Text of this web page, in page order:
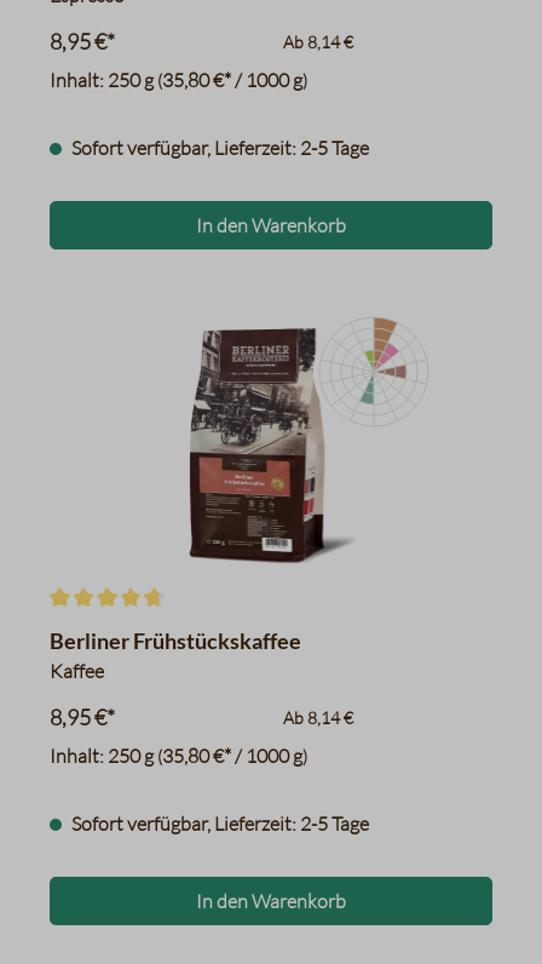
Inhalt: 250 g(35,80 €* / 1000 g)
8,95 €* Ab 8,14 €
Sofort verfügbar, Lieferzeit: 2-5 Tage
In den Warenkorb
Datentabelle für das
Nussig, Pekannüsse
Melasse, Kekse
frisches Brot, Tabak
Schwarzer Tee
getrocknete Datteln
Durchschnittliche Bewertung von 4.7 von 5 Sternen
Berliner Frühstückskaffee
Kaffee
Inhalt: 250 g(35,80 €* / 1000 g)
8,95 €* Ab 8,14 €
Sofort verfügbar, Lieferzeit: 2-5 Tage
In den Warenkorb